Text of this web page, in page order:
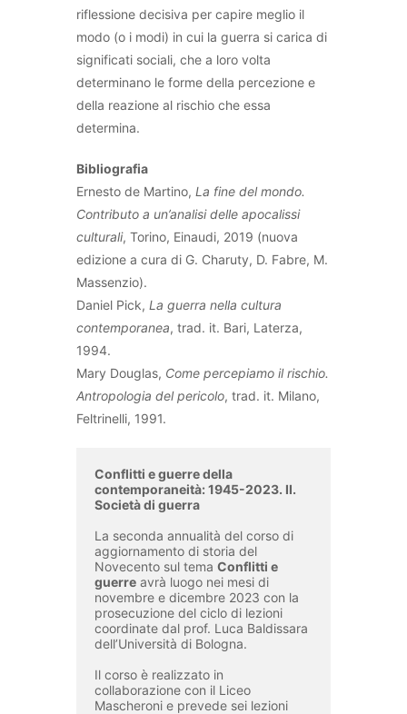
riflessione decisiva per capire meglio il
modo (o i modi) in cui la guerra si carica di
significati sociali, che a loro volta
determinano le forme della percezione e
della reazione al rischio che essa
determina.
Bibliografia
Ernesto de Martino, La fine del mondo.
Contributo a un’analisi delle apocalissi
culturali, Torino, Einaudi, 2019 (nuova
edizione a cura di G. Charuty, D. Fabre, M.
Massenzio).
Daniel Pick, La guerra nella cultura
contemporanea, trad. it. Bari, Laterza,
1994.
Mary Douglas, Come percepiamo il rischio.
Antropologia del pericolo, trad. it. Milano,
Feltrinelli, 1991.
Conflitti e guerre della
contemporaneità: 1945-2023. II.
Società di guerra
La seconda annualità del corso di
aggiornamento di storia del
Novecento sul tema Conflitti e
guerre avrà luogo nei mesi di
novembre e dicembre 2023 con la
prosecuzione del ciclo di lezioni
coordinate dal prof. Luca Baldissara
dell’Università di Bologna.
Il corso è realizzato in
collaborazione con il Liceo
Mascheroni e prevede sei lezioni